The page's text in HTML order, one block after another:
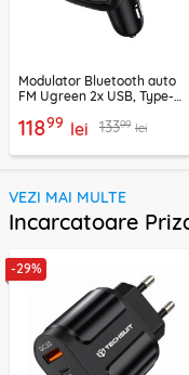
Modulator Bluetooth auto
FM Ugreen 2x USB, Type-
11899 lei 13399 lei
VEZI MAI MULTE
Incarcatoare
-29%